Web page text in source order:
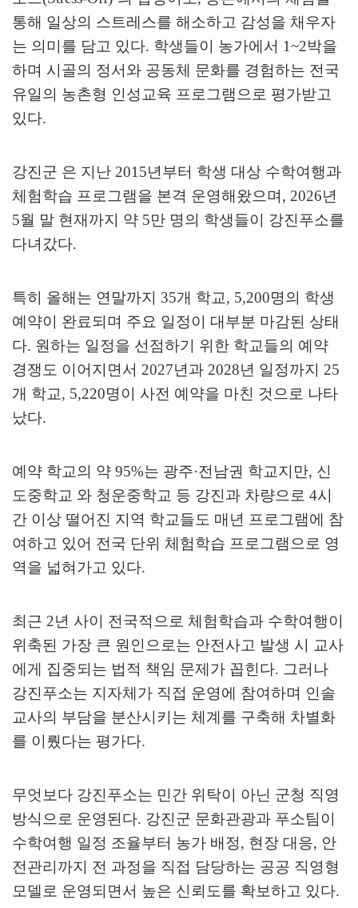
통해 일상의 스트레스를 해소하고 감성을 채우자
는 의미를 담고 있다. 학생들이 농가에서 1~2박을
하며 시골의 정서와 공동체 문화를 경험하는 전국
유일의 농촌형 인성교육 프로그램으로 평가받고
있다.
강진군 은 지난 2015년부터 학생 대상 수학여행과
체험학습 프로그램을 본격 운영해왔으며, 2026년
5월 말 현재까지 약 5만 명의 학생들이 강진푸소를
다녀갔다.
특히 올해는 연말까지 35개 학교, 5,200명의 학생
예약이 완료되며 주요 일정이 대부분 마감된 상태
다. 원하는 일정을 선점하기 위한 학교들의 예약
경쟁도 이어지면서 2027년과 2028년 일정까지 25
개 학교, 5,220명이 사전 예약을 마친 것으로 나타
났다.
예약 학교의 약 95%는 광주·전남권 학교지만, 신
도중학교 와 청운중학교 등 강진과 차량으로 4시
간 이상 떨어진 지역 학교들도 매년 프로그램에 참
여하고 있어 전국 단위 체험학습 프로그램으로 영
역을 넓혀가고 있다.
최근 2년 사이 전국적으로 체험학습과 수학여행이
위축된 가장 큰 원인으로는 안전사고 발생 시 교사
에게 집중되는 법적 책임 문제가 꼽힌다. 그러나
강진푸소는 지자체가 직접 운영에 참여하며 인솔
교사의 부담을 분산시키는 체계를 구축해 차별화
를 이뤘다는 평가다.
무엇보다 강진푸소는 민간 위탁이 아닌 군청 직영
방식으로 운영된다. 강진군 문화관광과 푸소팀이
수학여행 일정 조율부터 농가 배정, 현장 대응, 안
전관리까지 전 과정을 직접 담당하는 공공 직영형
모델로 운영되면서 높은 신뢰도를 확보하고 있다.